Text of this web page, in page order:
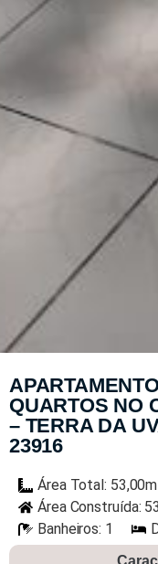
QUARTOS NO
– TERRA DA
23916
Área Total:
Área Construída:
Banheiros: 1